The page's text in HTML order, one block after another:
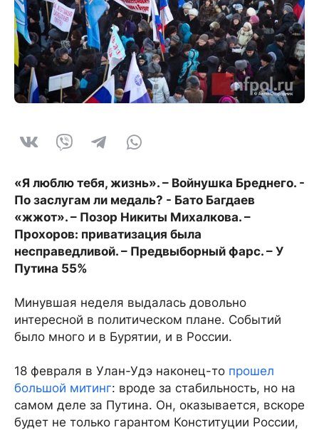
«Я люблю тебя, жизнь». – Войнушка Бреднего. -
По заслугам ли медаль? - Бато Багдаев
«жжот». – Позор Никиты Михалкова. –
Прохоров: приватизация была
несправедливой. – Предвыборный фарс. – У
Путина 55%
Минувшая неделя выдалась довольно
интересной в политическом плане. Событий
было много и в Бурятии, и в России.
18 февраля в Улан-Удэ наконец-то прошел
большой митинг: вроде за стабильность, но на
самом деле за Путина. Он, оказывается, вскоре
будет не только гарантом Конституции России,